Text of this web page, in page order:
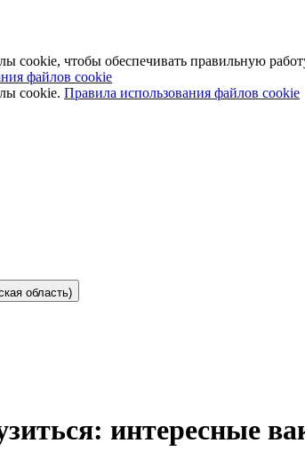
cookie, чтобы обеспечивать правильную
файлов cookie
cookie. Правила использования файлов cookie
область)
интересные